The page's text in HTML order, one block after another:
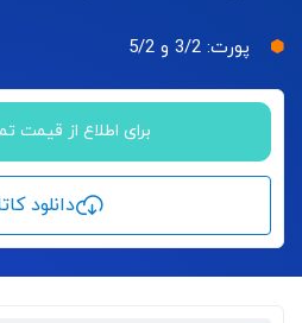
پورت: 3/2 و 5/2
برای اطلاع از قیمت
دانلود